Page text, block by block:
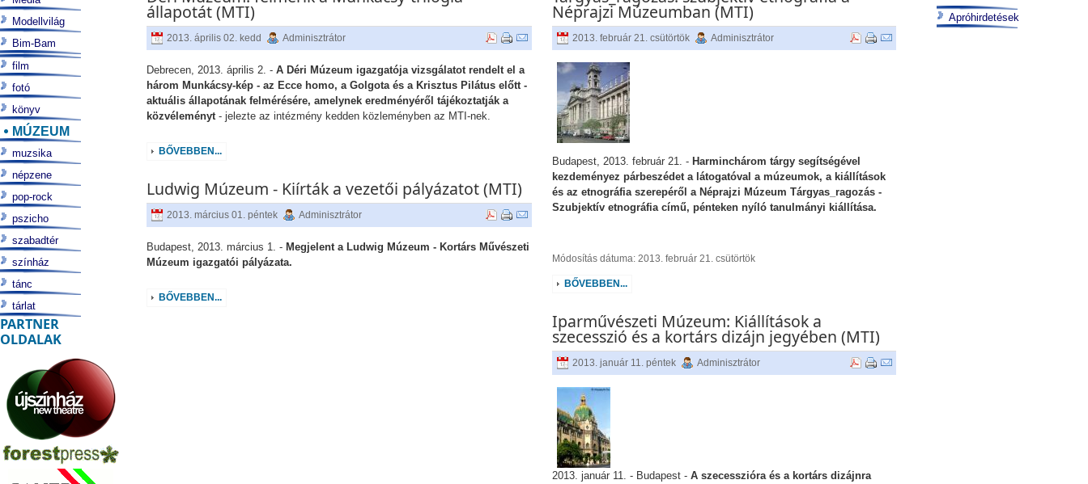
állapotát (MTI)
2013. április 02. kedd Adminisztrátor
Debrecen, 2013. április 2. - A Déri Múzeum igazgatója vizsgálatot rendelt el a
három Munkácsy-kép - az Ecce homo, a Golgota és a Krisztus Pilátus előtt -
aktuális állapotának felmérésére, amelynek eredményéről tájékoztatják a
közvéleményt- jelezte az intézmény kedden közleményben az MTI-nek.
BŐVEBBEN...
Ludwig Múzeum - Kiírták a vezetői pályázatot (MTI)
2013. március 01. péntek Adminisztrátor
Budapest, 2013. március 1. - Megjelent a Ludwig Múzeum - Kortárs Művészeti
Múzeum igazgatói pályázata.
BŐVEBBEN...
Néprajzi Múzeumban (MTI)
2013. február 21. csütörtök Adminisztrátor
Budapest, 2013. február 21. - Harminchárom tárgy segítségével
kezdeményez párbeszédet a látogatóval a múzeumok, a kiállítások
és az etnográfia szerepéről a Néprajzi Múzeum Tárgyas_ragozás -
Szubjektív etnográfia című, pénteken nyíló tanulmányi kiállítása.
Módosítás dátuma: 2013. február 21. csütörtök
BŐVEBBEN...
Iparművészeti Múzeum: Kiállítások a
szecesszió és a kortárs dizájn jegyében (MTI)
2013. január 11. péntek Adminisztrátor
2013. január 11. - Budapest - A szecesszióra és a kortárs dizájnra
Modellvilág
Bim-Bam
film
fotó
könyv
MÚZEUM
muzsika
népzene
pop-rock
pszicho
szabadtér
színház
tánc
tárlat
PARTNER
OLDALAK
Apróhirdetések